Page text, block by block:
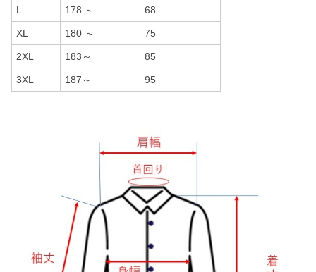
L 178 ～ 68
XL 180 ～ 75
2XL 183～ 85
3XL 187～ 95